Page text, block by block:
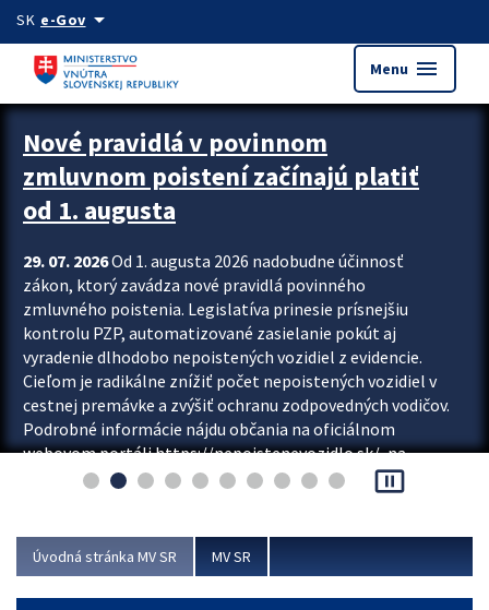
Preskocit na hlavný obsah
SK e-Govarrow_drop_down
Menu menu
Zastavit automatický posun upútavok
Nové pravidlá v povinnom
zmluvnom poistení začínajú platiť
od 1. augusta
29. 07. 2026Od 1. augusta 2026 nadobudne účinnosť
zákon, ktorý zavádza nové pravidlá povinného
zmluvného poistenia. Legislatíva prinesie prísnejšiu
kontrolu PZP, automatizované zasielanie pokút aj
vyradenie dlhodobo nepoistených vozidiel z evidencie.
Cieľom je radikálne znížiť počet nepoistených vozidiel v
cestnej premávke a zvýšiť ochranu zodpovedných vodičov.
Podrobné informácie nájdu občania na oficiálnom
webovom portáli https://nepoistenevozidlo.sk/, na
ktorom od augusta pribudne aj možnosť overiť si...
pause_presentation
Úvodná stránka MV SR MV SR